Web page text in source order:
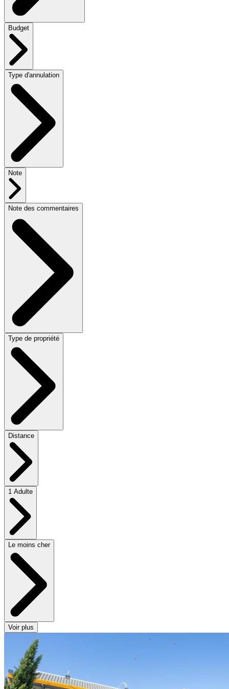
Budget
Type d'annulation
Note
Note des commentaires
Type de propriété
Distance
1 Adulte
Le moins cher
Voir plus